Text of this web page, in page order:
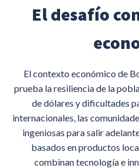
El desafío
El contexto económico de
prueba la resiliencia de la
de dólares y dificultades
internacionales, las
ingeniosas para salir
basados en productos
combinan tecnología e